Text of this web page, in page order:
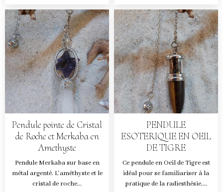
Pendule pointe de Cristal
de Roche et Merkaba en
Amethyste
Pendule Merkaba sur base en
métal argenté. L'améthyste et le
cristal de roche...
PENDULE
ESOTERIQUE EN OEIL
DE TIGRE
Ce pendule en Oeil de Tigre est
idéal pour se familiariser à la
pratique de la radiesthésie....